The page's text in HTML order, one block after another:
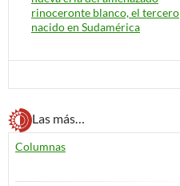
rinoceronte blanco, el tercero
nacido en Sudamérica
Las más…
Columnas